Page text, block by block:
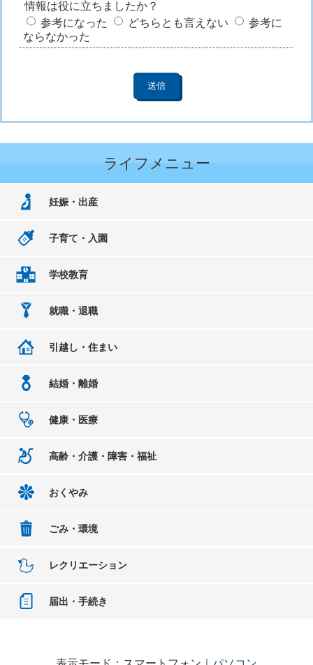
情報は役に立ちましたか？
参考になった
どちらとも言えない
参考に
ならなかった
ライフメニュー
妊娠・出産
子育て・入園
学校教育
就職・退職
引越し・住まい
結婚・離婚
健康・医療
高齢・介護・障害・福祉
おくやみ
ごみ・環境
レクリエーション
届出・手続き